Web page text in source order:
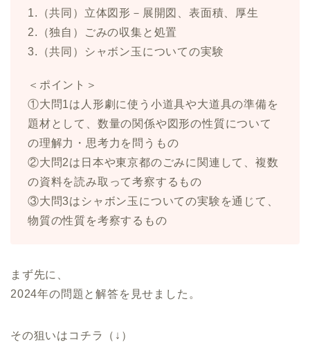
1.（共同）立体図形－展開図、表面積、厚生
2.（独自）ごみの収集と処置
3.（共同）シャボン玉についての実験
＜ポイント＞
①大問1は人形劇に使う小道具や大道具の準備を
題材として、数量の関係や図形の性質について
の理解力・思考力を問うもの
②大問2は日本や東京都のごみに関連して、複数
の資料を読み取って考察するもの
③大問3はシャボン玉についての実験を通じて、
物質の性質を考察するもの
まず先に、
2024年の問題と解答を見せました。
その狙いはコチラ（↓）